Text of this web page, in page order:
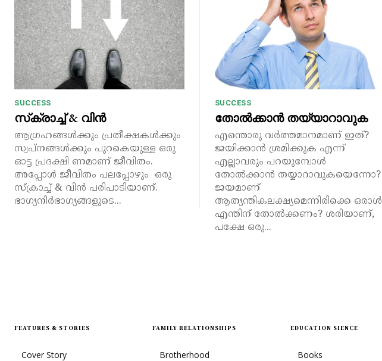
SUCCESS
സ്‌ക്രാച്ച് & വിൻ
ആഗ്രഹങ്ങൾക്കും പ്രതീക്ഷകൾക്കും
സ്വപ്‌നങ്ങൾക്കും പുറകെയുള്ള ഒരു
ഓട്ട പ്രദക്ഷി ണമാണ് ജീവിതം.
അപ്പോൾ ജീവിതം പലപ്പോഴും ഒരു
സ്‌ക്രാച്ച് & വിൻ പരിപാടിയാണ്.
ഭാഗ്യനിർഭാഗ്യങ്ങളുടെ...
SUCCESS
തോൽക്കാൻ തയ്യാറാവുക
എന്തൊരു വർത്തമാനമാണ് ഇത്?
ജയിക്കാൻ ശ്രമിക്കുക എന്ന്
എല്ലാവരും പറയുമ്പോൾ
തോൽക്കാൻ തയ്യാറാവുകയെന്നോ?
ജയമാണ്
ആത്യന്തികലക്ഷ്യമെന്നിരിക്കെ ഒരാൾ
എന്തിന് തോൽക്കണം? ശരിയാണ്,
പക്ഷേ ഒരു...
FEATURES & STORIES
Cover Story
FAMILY RELATIONSHIPS
Brotherhood
EDUCATION SIENCE
Books